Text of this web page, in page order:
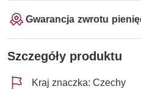
Gwarancja zwrotu
Szczegóły produktu
Kraj znaczka: Czechy